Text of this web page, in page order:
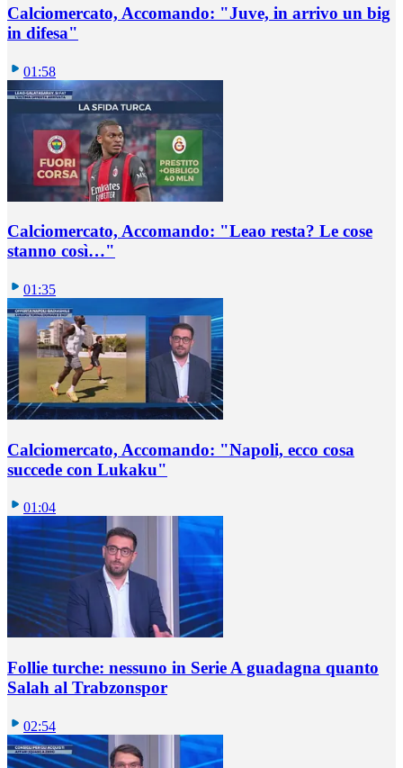
Calciomercato, Accomando: "Juve, in arrivo un big
in difesa"
01:58
Calciomercato, Accomando: "Leao resta? Le cose
stanno così…"
01:35
Calciomercato, Accomando: "Napoli, ecco cosa
succede con Lukaku"
01:04
Follie turche: nessuno in Serie A guadagna quanto
Salah al Trabzonspor
02:54